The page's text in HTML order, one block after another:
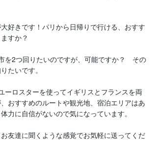
好きです！パリから日帰りで行ける、おすす
すか？
2つ回りたいのですが、可能ですか？　その
たいです。
ロスターを使ってイギリスとフランスを両
おすすめのルートや観光地、宿泊エリアはあ
力に自信がないので気になっています。
友達に聞くような感覚でお気軽に送ってくだ